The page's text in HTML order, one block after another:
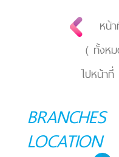
หน้
( ทั้งห
ไปหน้าที่
BRANCHES
LOCATION